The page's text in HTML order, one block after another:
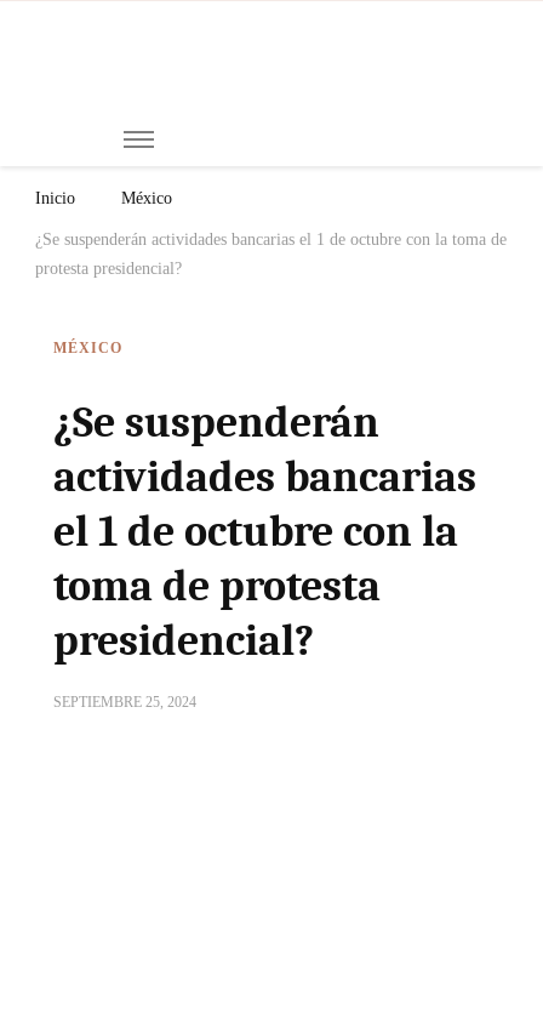
Inicio México
¿Se suspenderán actividades bancarias el 1 de octubre con la toma de
protesta presidencial?
MÉXICO
¿Se suspenderán
actividades bancarias
el 1 de octubre con la
toma de protesta
presidencial?
SEPTIEMBRE 25, 2024